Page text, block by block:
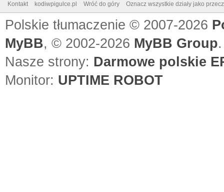
Kontakt kodiwpigulce.pl Wróć do góry Oznacz wszystkie działy jako
Polskie tłumaczenie © 2007-2026
MyBB, © 2002-2026 MyBB Group.
Nasze strony: Darmowe polskie
Monitor: UPTIME ROBOT